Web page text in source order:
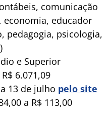
comunicação
economia, educador
pedagogia, psicologia,
e Superior
6.071,09
13 de julho pelo site
a R$ 113,00